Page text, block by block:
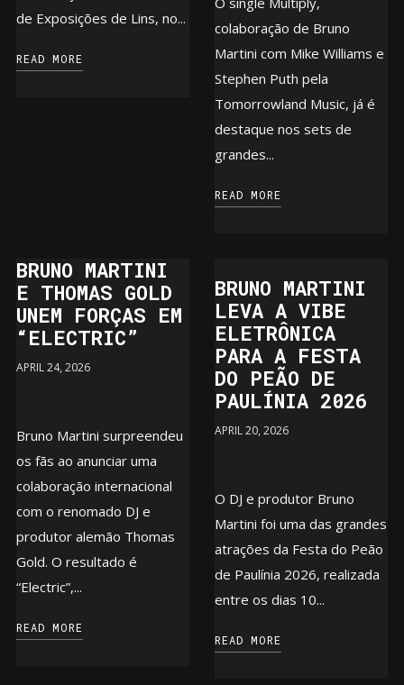
de Exposições de Lins, no...
READ MORE
colaboração de Bruno
Martini com Mike Williams e
Stephen Puth pela
Tomorrowland Music, já é
destaque nos sets de
grandes...
READ MORE
BRUNO MARTINI
E THOMAS GOLD
UNEM FORÇAS EM
“ELECTRIC”
APRIL 24, 2026
Bruno Martini surpreendeu
os fãs ao anunciar uma
colaboração internacional
com o renomado DJ e
produtor alemão Thomas
Gold. O resultado é
“Electric”,...
READ MORE
BRUNO MARTINI
LEVA A VIBE
ELETRÔNICA
PARA A FESTA
DO PEÃO DE
PAULÍNIA 2026
APRIL 20, 2026
O DJ e produtor Bruno
Martini foi uma das grandes
atrações da Festa do Peão
de Paulínia 2026, realizada
entre os dias 10...
READ MORE